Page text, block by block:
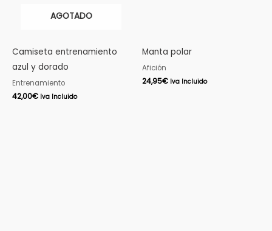
AGOTADO
Camiseta entrenamiento
azul y dorado
Entrenamiento
42,00€ Iva Incluido
Manta polar
Afición
24,95€ Iva Incluido